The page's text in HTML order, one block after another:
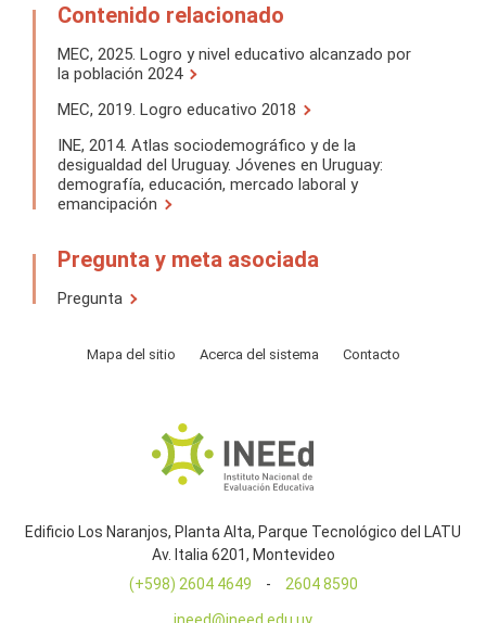
Contenido relacionado
MEC, 2025. Logro y nivel educativo alcanzado por
la población 2024
MEC, 2019. Logro educativo 2018
INE, 2014. Atlas sociodemográfico y de la
desigualdad del Uruguay. Jóvenes en Uruguay:
demografía, educación, mercado laboral y
emancipación
Pregunta y meta asociada
Pregunta
Mapa del sitio Acerca del sistema Contacto
Edificio Los Naranjos, Planta Alta, Parque Tecnológico del LATU
Av. Italia 6201, Montevideo
(+598) 2604 4649
- 2604 8590